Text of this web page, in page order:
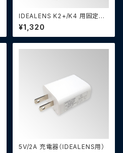
IDEALENS K2+/K4 用固定用
バンド（2個）
¥1,320
5V/2A 充電器（IDEALENS用）